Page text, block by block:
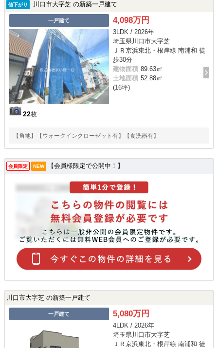
値下がり 川口市大字芝 の新築一戸建て
一戸建て
22枚
4,098万円
3LDK / 2026年
埼玉県川口市大字芝
ＪＲ京浜東北・根岸線 南浦和 徒
歩30分
建物面積 89.63㎡
土地面積 52.88㎡
(16坪)
【角地】【ウォークインクローゼット有】【食洗器有】
会員限定 NEW 【会員様限定で公開中！】
川口市大字芝 の新築一戸建て
一戸建て 5,080万円
4LDK / 2026年
埼玉県川口市大字芝
ＪＲ京浜東北・根岸線 南浦和 徒